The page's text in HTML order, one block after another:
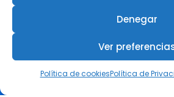
Denegar
Ver
Política de cookiesPolítica de
referentes de la
femenina en su III